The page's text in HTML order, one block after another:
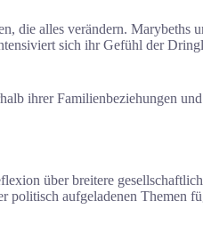
die alles verändern.
sich ihr Gefühl der
ihrer Familienbeziehungen
über breitere
politisch aufgeladenen Themen